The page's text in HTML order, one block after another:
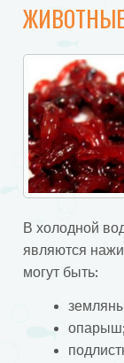
В холодной
являются
могут быть:
опарыш;